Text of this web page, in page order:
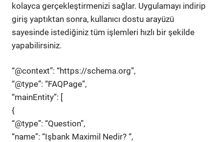
kolayca gerçekleştirmenizi sağlar. Uygulamayı indirip
giriş yaptıktan sonra, kullanıcı dostu arayüzü
sayesinde istediğiniz tüm işlemleri hızlı bir şekilde
yapabilirsiniz.
“@context”: “https://schema.org”,
“@type”: “FAQPage”,
“mainEntity”: [
{
“@type”: “Question”,
“name”: “Işbank Maximil Nedir? “,